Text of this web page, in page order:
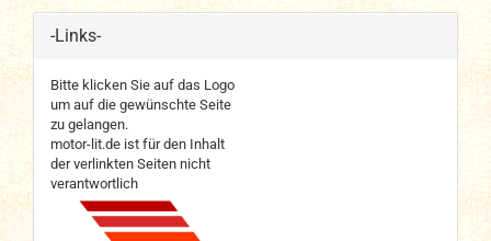
-Links-
Bitte klicken Sie auf das Logo
um auf die gewünschte Seite
zu gelangen.
motor-lit.de ist für den Inhalt
der verlinkten Seiten nicht
verantwortlich